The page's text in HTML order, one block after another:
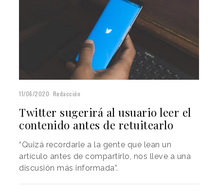
11/06/2020 Redacción
Twitter sugerirá al usuario leer el
contenido antes de retuitearlo
“Quizá recordarle a la gente que lean un
artículo antes de compartirlo, nos lleve a una
discusión más informada”.